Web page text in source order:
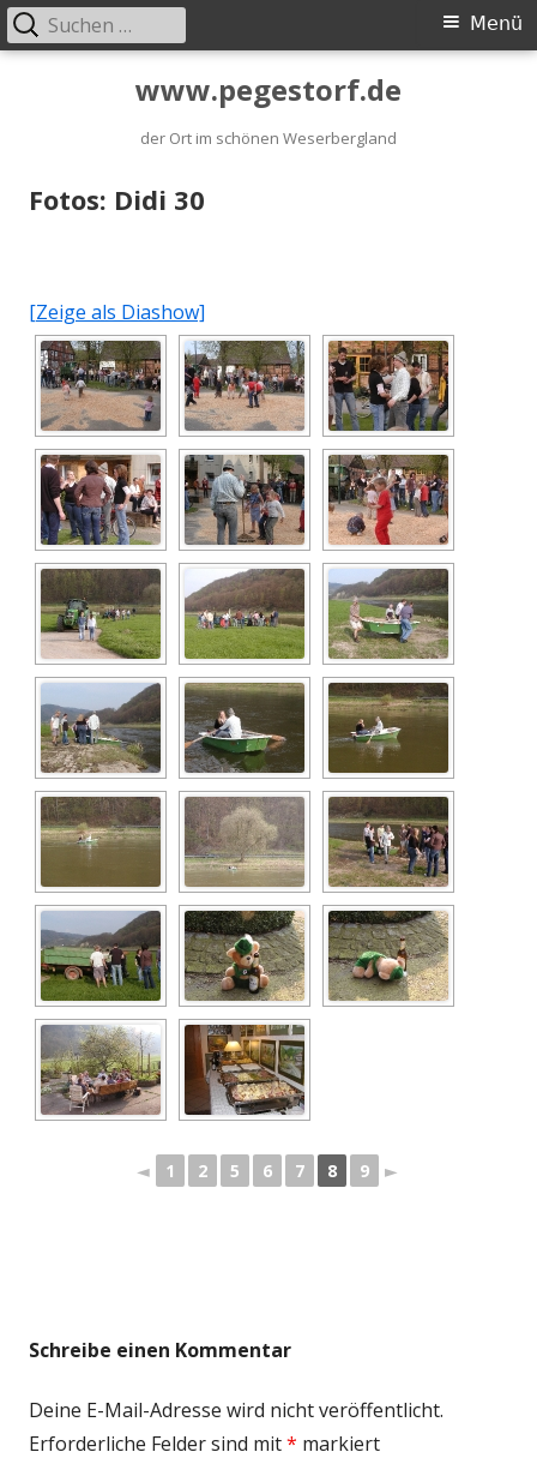
www.pegestorf.de
der Ort im schönen Weserbergland
Primäres
Menü
Suchen
nach:
Fotos: Didi 30
[Zeige als Diashow]
◄ 1 2 5 6 7 8 9 ►
Schreibe einen Kommentar
Deine E-Mail-Adresse wird nicht veröffentlicht.
Erforderliche Felder sind mit* markiert